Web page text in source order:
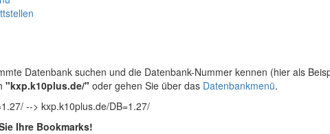
Datenbank suchen und die Datenbank-Nummer kennen (hier als
"kxp.k10plus.de/" oder gehen Sie über das Datenbankmenü.
--> kxp.k10plus.de/DB=1.27/
Ihre Bookmarks!